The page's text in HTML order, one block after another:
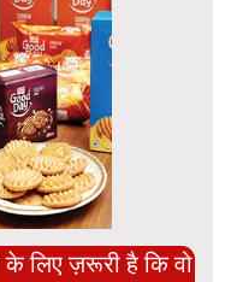
लिए ज़रूरी है कि वो